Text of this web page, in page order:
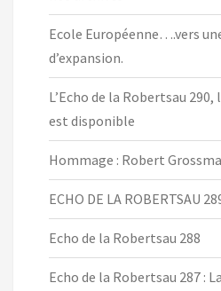
Ecole Européenne….vers
d’expansion.
L’Echo de la Robertsau 290,
est disponible
Hommage : Robert
ECHO DE LA ROBERTSAU
Echo de la Robertsau 288
Echo de la Robertsau 287 :